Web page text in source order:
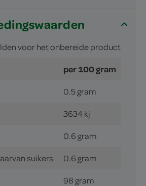
voor het onbereide product
per 100 gram
0.5 gram
3634 kj
0.6 gram
suikers 0.6 gram
98 gram